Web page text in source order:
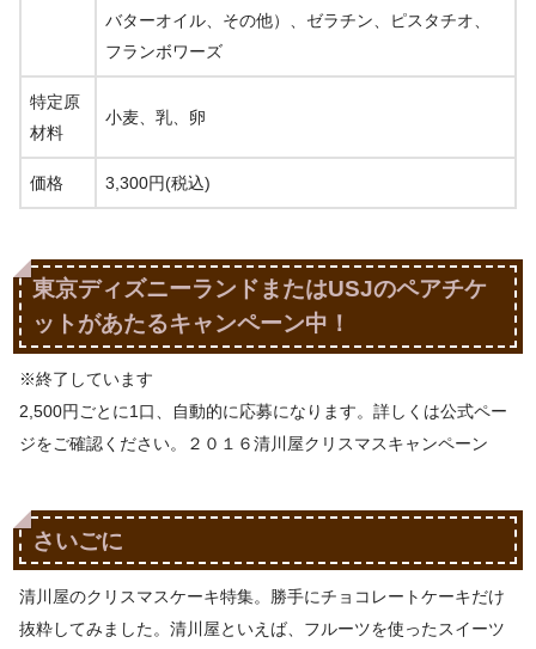
バターオイル、その他）、ゼラチン、ピスタチオ、
フランボワーズ
特定原
材料
小麦、乳、卵
価格 3,300円(税込)
東京ディズニーランドまたはUSJのペアチケ
ットがあたるキャンペーン中！
※終了しています
2,500円ごとに1口、自動的に応募になります。詳しくは公式ペー
ジをご確認ください。２０１６清川屋クリスマスキャンペーン
さいごに
清川屋のクリスマスケーキ特集。勝手にチョコレートケーキだけ
抜粋してみました。清川屋といえば、フルーツを使ったスイーツ